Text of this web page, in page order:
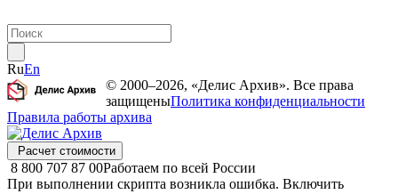
RuEn
© 2000–2026, «Делис Архив». Все права
защищеныПолитика конфиденциальности
Правила работы архива
Расчет стоимости
8 800 707 87 00Работаем по всей России
При выполнении скрипта возникла ошибка. Включить